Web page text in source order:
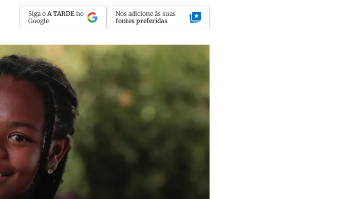
Siga o A TARDE no
Google
Nos adicione às suas
fontes preferidas